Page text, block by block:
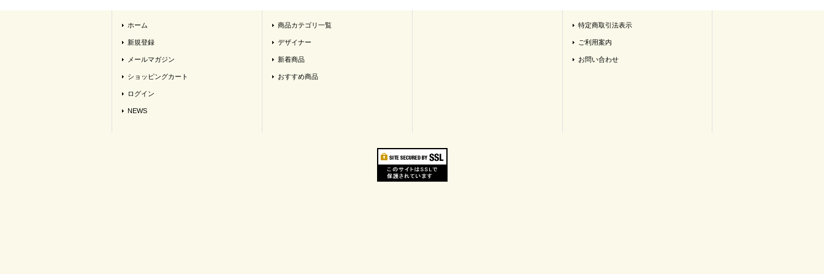
ホーム
新規登録
メールマガジン
ショッピングカート
ログイン
NEWS
商品カテゴリ一覧
デザイナー
新着商品
おすすめ商品
特定商取引法表示
ご利用案内
お問い合わせ